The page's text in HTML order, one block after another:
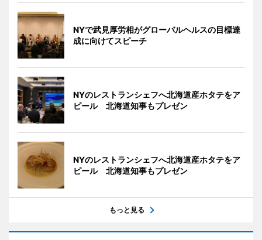
NYで武見厚労相がグローバルヘルスの目標達
成に向けてスピーチ
NYのレストランシェフへ北海道産ホタテをア
ピール 北海道知事もプレゼン
NYのレストランシェフへ北海道産ホタテをア
ピール 北海道知事もプレゼン
もっと見る